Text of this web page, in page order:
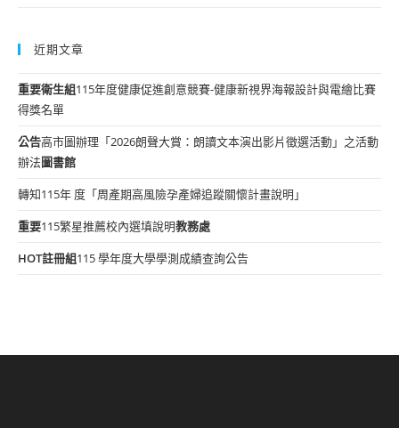
近期文章
重要衛生組115年度健康促進創意競賽-健康新視界海報設計與電繪比賽
得獎名單
公告高市圖辦理「2026朗聲大賞：朗讀文本演出影片徵選活動」之活動
辦法圖書館
轉知115年 度「周產期高風險孕產婦追蹤關懷計畫說明」
重要115繁星推薦校內選填說明教務處
HOT註冊組115 學年度大學學測成績查詢公告